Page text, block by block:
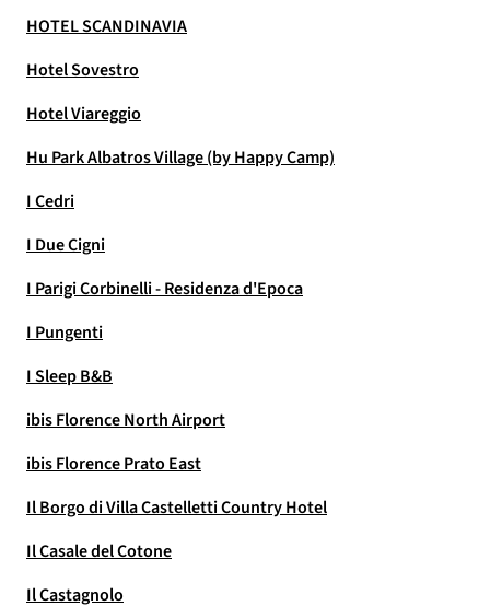
HOTEL SCANDINAVIA
Hotel Sovestro
Hotel Viareggio
Hu Park Albatros Village (by Happy Camp)
I Cedri
I Due Cigni
I Parigi Corbinelli - Residenza d'Epoca
I Pungenti
I Sleep B&B
ibis Florence North Airport
ibis Florence Prato East
Il Borgo di Villa Castelletti Country Hotel
Il Casale del Cotone
Il Castagnolo